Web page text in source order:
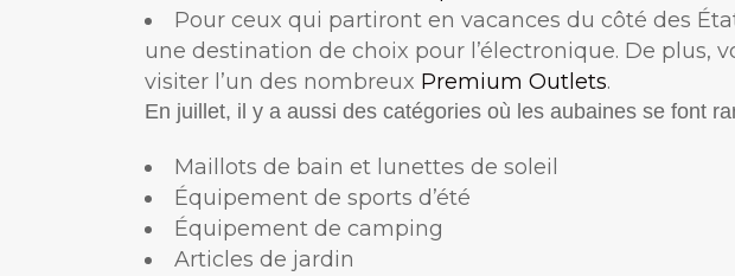
Pour ceux qui partiront en vacances du côté des
une destination de choix pour l’électronique. De plus,
visiter l’un des nombreux Premium Outlets.
En juillet, il y a aussi des catégories où les aubaines se font
Maillots de bain et lunettes de soleil
Équipement de sports d’été
Équipement de camping
Articles de jardin